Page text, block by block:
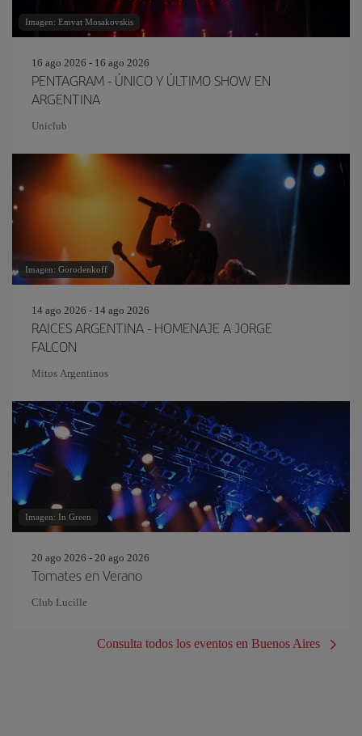
Imagen: Emvat Mosakovskis
16 ago 2026 - 16 ago 2026
PENTAGRAM - ÚNICO Y ÚLTIMO SHOW EN
ARGENTINA
Uniclub
Imagen: Gorodenkoff
14 ago 2026 - 14 ago 2026
RAICES ARGENTINA - HOMENAJE A JORGE
FALCON
Mitos Argentinos
Imagen: In Green
20 ago 2026 - 20 ago 2026
Tomates en Verano
Club Lucille
Consulta todos los eventos en Buenos Aires